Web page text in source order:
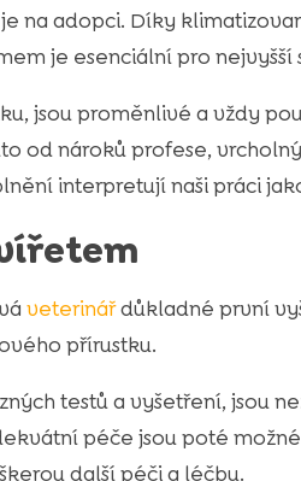
na adopci. Díky
je esenciální pro nejvyšší
jsou proměnlivé a vždy
od nároků profese,
interpretují naši práci
veterinářdůkladné první
přírustku.
testů a vyšetření, jsou
péče jsou poté
další péči a léčbu.